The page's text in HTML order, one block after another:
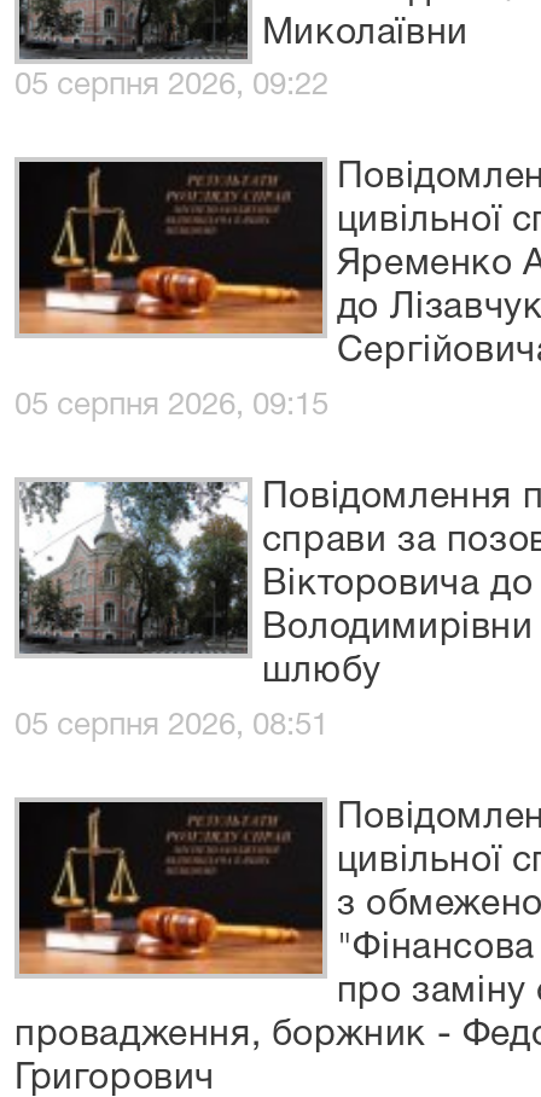
Миколаївни
05 серпня 2026, 09:22
цивільної
Яременко
до
05 серпня 2026, 09:15
Повідомлення
справи за
Вікторовича
шлюбу
05 серпня 2026, 08:51
цивільної
з
про заміну
провадження, боржник -
Григорович